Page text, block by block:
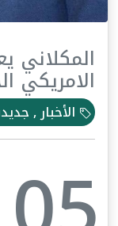
المكلاني
الامريكي
الأخبار ,